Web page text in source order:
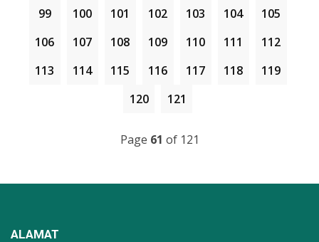
99
100 101 102 103 104
105
106
107 108 109 110 111
112
113
114 115 116 117 118
119
120
121
Page 61 of 121
ALAMAT